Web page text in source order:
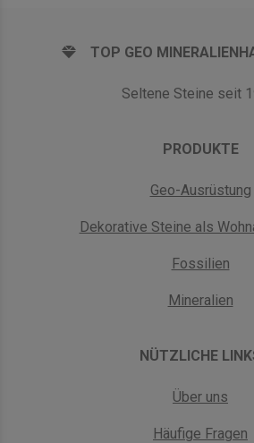
TOP GEO
Seltene Steine seit
PRODUKTE
Geo-Ausrüstung
Dekorative Steine als
Fossilien
Mineralien
NÜTZLICHE
Über uns
Häufige Fragen